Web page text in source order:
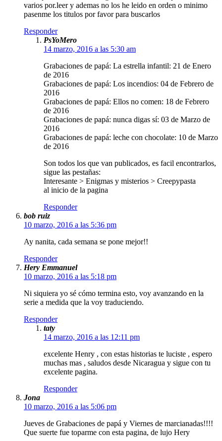
varios por.leer y ademas no los he leido en orden o minimo
pasenme los titulos por favor para buscarlos
Responder
PsYoMero
14 marzo, 2016 a las 5:30 am
Grabaciones de papá: La estrella infantil: 21 de Enero
de 2016
Grabaciones de papá: Los incendios: 04 de Febrero de
2016
Grabaciones de papá: Ellos no comen: 18 de Febrero
de 2016
Grabaciones de papá: nunca digas sí: 03 de Marzo de
2016
Grabaciones de papá: leche con chocolate: 10 de Marzo
de 2016
Son todos los que van publicados, es facil encontrarlos,
sigue las pestañas:
Interesante > Enigmas y misterios > Creepypasta
al inicio de la pagina
Responder
bob ruiz
10 marzo, 2016 a las 5:36 pm
Ay nanita, cada semana se pone mejor!!
Responder
Hery Emmanuel
10 marzo, 2016 a las 5:18 pm
Ni siquiera yo sé cómo termina esto, voy avanzando en la
serie a medida que la voy traduciendo.
Responder
taty
14 marzo, 2016 a las 12:11 pm
excelente Henry , con estas historias te luciste , espero
muchas mas , saludos desde Nicaragua y sigue con tu
excelente pagina.
Responder
Jona
10 marzo, 2016 a las 5:06 pm
Jueves de Grabaciones de papá y Viernes de marcianadas!!!!
Que suerte fue toparme con esta pagina, de lujo Hery